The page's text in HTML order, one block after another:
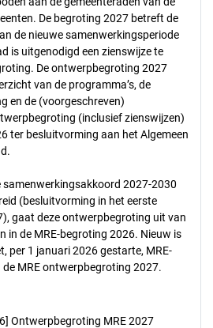
De begroting 2027 betreft de
de nieuwe samenwerkingsperiode
is uitgenodigd een zienswijze te
De ontwerpbegroting 2027
van de programma’s, de
en de (voorgeschreven)
(inclusief zienswijzen)
ter besluitvorming aan het Algemeen
samenwerkingsakkoord 2027-2030
(besluitvorming in het eerste
gaat deze ontwerpbegroting uit van
in de MRE-begroting 2026. Nieuw is
per 1 januari 2026 gestarte, MRE-
de MRE ontwerpbegroting 2027.
Ontwerpbegroting MRE 2027